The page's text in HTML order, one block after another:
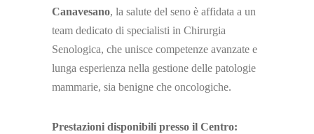
Canavesano, la salute del seno è affidata a un
team dedicato di specialisti in Chirurgia
Senologica, che unisce competenze avanzate e
lunga esperienza nella gestione delle patologie
mammarie, sia benigne che oncologiche.
Prestazioni disponibili presso il Centro: